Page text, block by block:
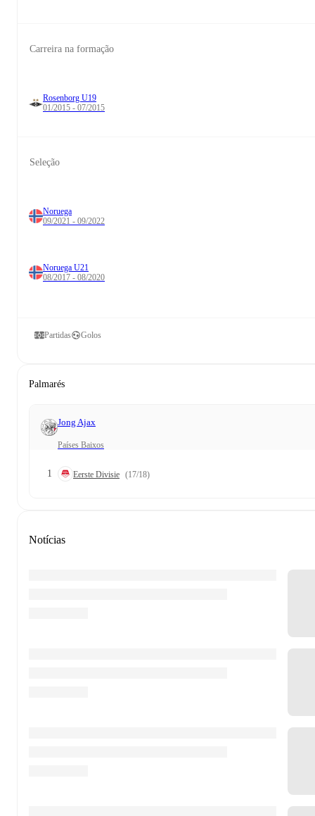
Carreira na formação
Rosenborg U19
01/2015 - 07/2015
Seleção
Noruega
09/2021 - 09/2022
Noruega U21
08/2017 - 08/2020
Partidas Golos
Palmarés
Jong Ajax
Países Baixos
1 Eerste Divisie (17/18)
Notícias